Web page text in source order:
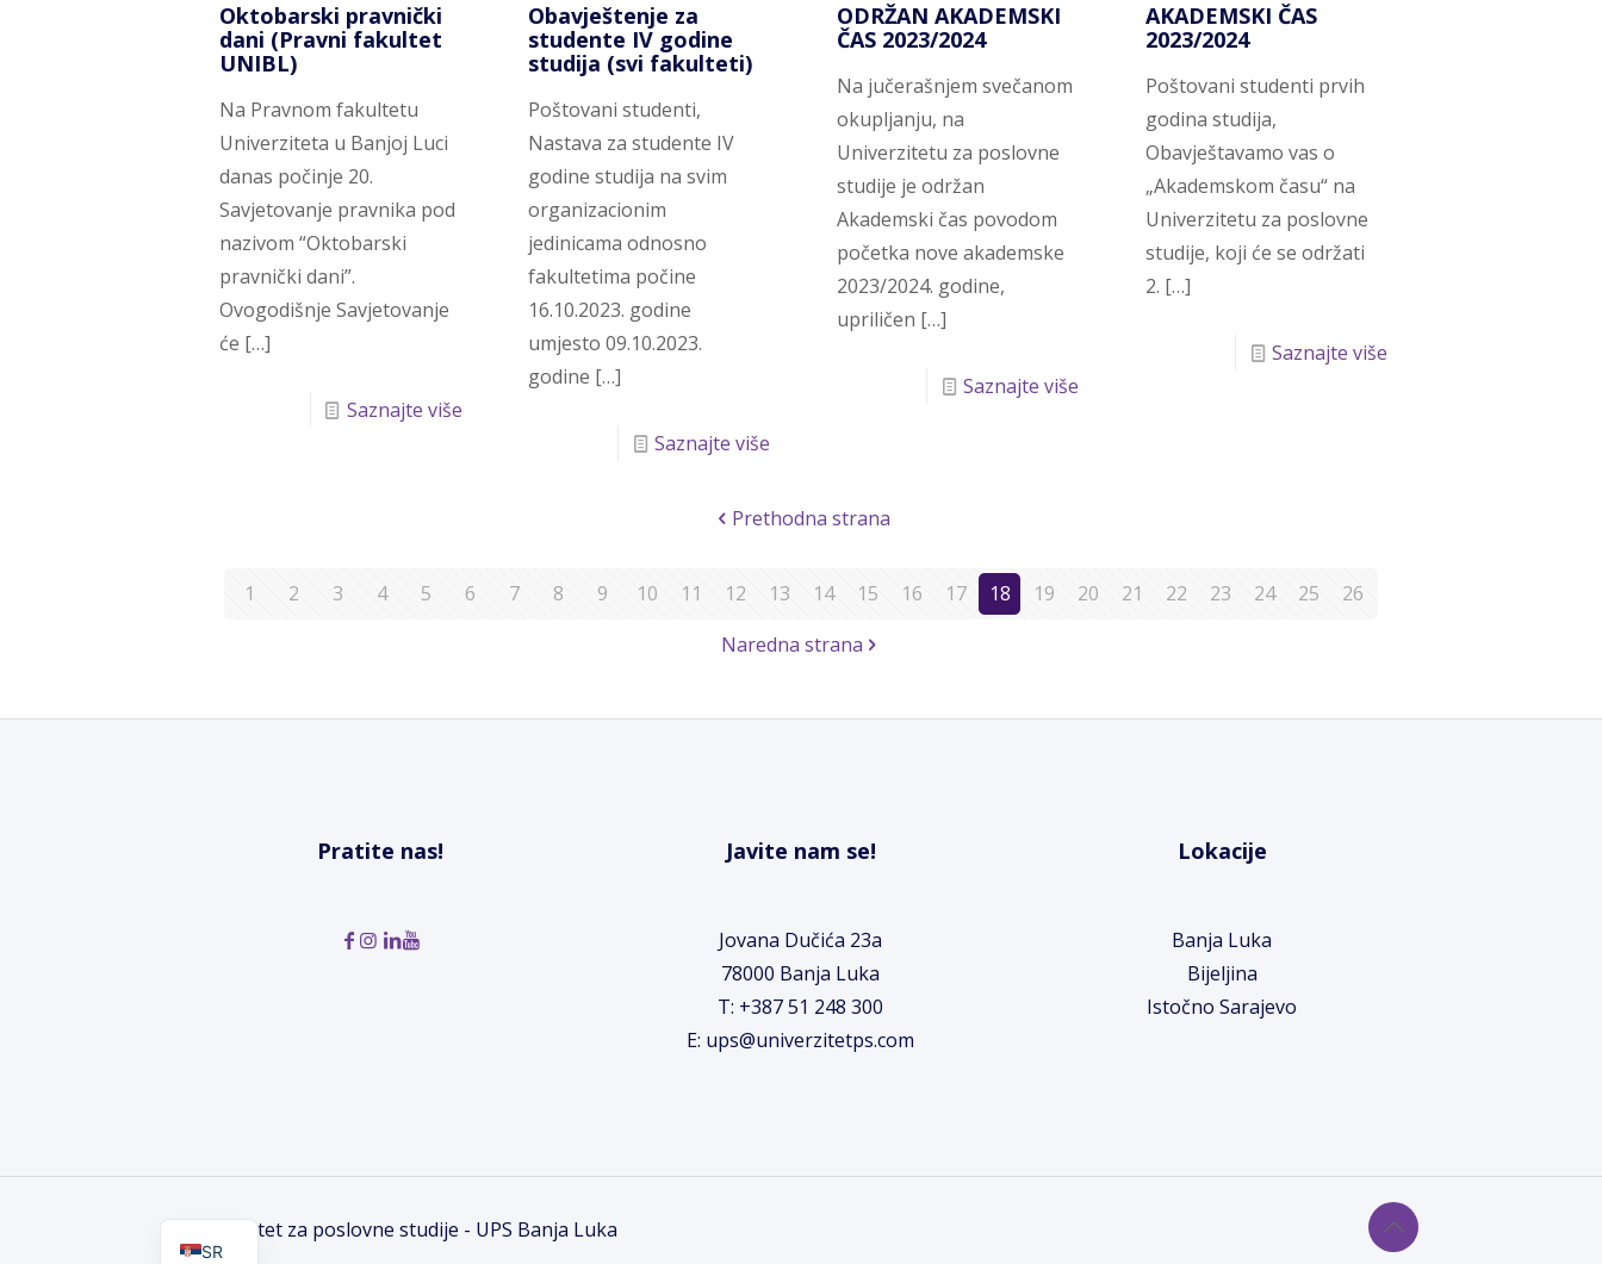
Oktobarski pravnički
dani (Pravni fakultet
UNIBL)
Na Pravnom fakultetu
Univerziteta u Banjoj Luci
danas počinje 20.
Savjetovanje pravnika pod
nazivom “Oktobarski
pravnički dani”.
Ovogodišnje Savjetovanje
će […]
Saznajte više
Obavještenje za
studente IV godine
studija (svi fakulteti)
Poštovani studenti,
Nastava za studente IV
godine studija na svim
organizacionim
jedinicama odnosno
fakultetima počine
16.10.2023. godine
umjesto 09.10.2023.
godine […]
Saznajte više
ODRŽAN AKADEMSKI
ČAS 2023/2024
Na jučerašnjem svečanom
okupljanju, na
Univerzitetu za poslovne
studije je održan
Akademski čas povodom
početka nove akademske
2023/2024. godine,
upriličen […]
Saznajte više
AKADEMSKI ČAS
2023/2024
Poštovani studenti prvih
godina studija,
Obavještavamo vas o
„Akademskom času“ na
Univerzitetu za poslovne
studije, koji će se održati
2. […]
Saznajte više
Prethodna strana
1 2 3 4 5 6 7 8 9 10 11 12 13 14 15 16 17 18 19 20 21 22 23 24 25
26
Naredna strana
Pratite nas! Javite nam se!
Jovana Dučića 23a
78000 Banja Luka
T: +387 51 248 300
E: ups@univerzitetps.com
Lokacije
Banja Luka
Bijeljina
Istočno Sarajevo
Univerzitet za poslovne studije - UPS Banja Luka
SR